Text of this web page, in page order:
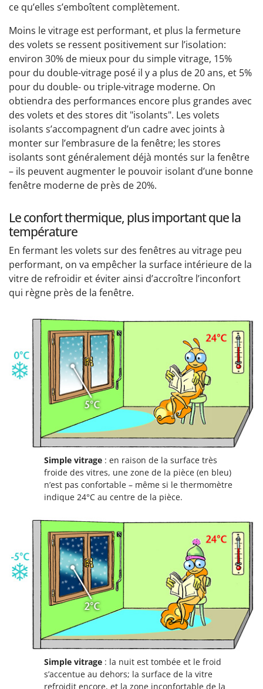
ce qu’elles s’emboîtent complètement.
Moins le vitrage est performant, et plus la fermeture
des volets se ressent positivement sur l’isolation:
environ 30% de mieux pour du simple vitrage, 15%
pour du double-vitrage posé il y a plus de 20 ans, et 5%
pour du double- ou triple-vitrage moderne. On
obtiendra des performances encore plus grandes avec
des volets et des stores dit "isolants". Les volets
isolants s’accompagnent d’un cadre avec joints à
monter sur l’embrasure de la fenêtre; les stores
isolants sont généralement déjà montés sur la fenêtre
– ils peuvent augmenter le pouvoir isolant d’une bonne
fenêtre moderne de près de 20%.
Le confort thermique, plus important que la
température
En fermant les volets sur des fenêtres au vitrage peu
performant, on va empêcher la surface intérieure de la
vitre de refroidir et éviter ainsi d’accroître l’inconfort
qui règne près de la fenêtre.
Simple vitrage : en raison de la surface très
froide des vitres, une zone de la pièce (en bleu)
n’est pas confortable – même si le thermomètre
indique 24°C au centre de la pièce.
Simple vitrage : la nuit est tombée et le froid
s’accentue au dehors; la surface de la vitre
refroidit encore, et la zone inconfortable de la